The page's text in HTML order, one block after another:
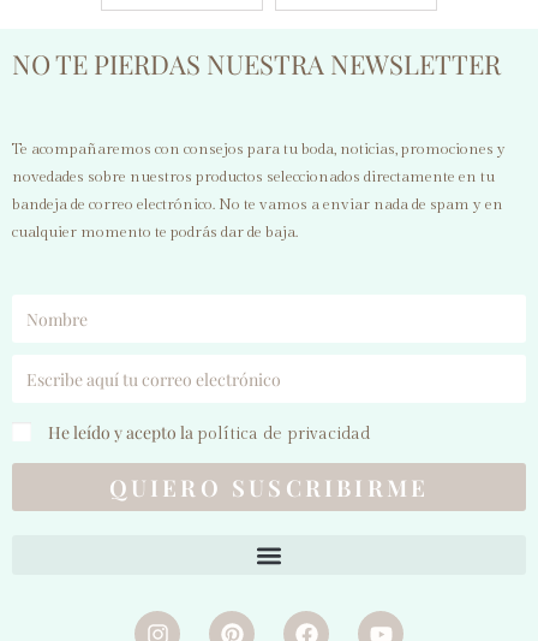
Borlas Largas
Fiestas Bodas
Chandelier
Statement
NO TE PIERDAS NUESTRA NEWSLETTER
Te acompañaremos con consejos para tu boda, noticias, promociones y
novedades sobre nuestros productos seleccionados directamente en tu
bandeja de correo electrónico. No te vamos a enviar nada de spam y en
cualquier momento te podrás dar de baja.
He leído y acepto la política de privacidad
QUIERO SUSCRIBIRME